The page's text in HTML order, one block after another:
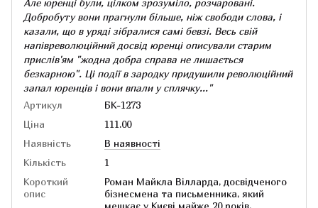
Добробуту вони прагнули більше, ніж свободи слова, і
казали, що в уряді зібралися самі бевзі. Весь свій
напівреволюційний досвід юренці описували старим
прислів'ям "жодна добра справа не лишається
безкарною". Ці події в зародку придушили революційний
запал юренців і вони впали у сплячку..."
Артикул
БК-1273
Ціна
111.00
Наявність
В наявності
Кількість
1
Короткий
опис
Роман Майкла Вілларда, досвідченого
бізнесмена та письменника, який
мешкає у Києві майже 20 років,